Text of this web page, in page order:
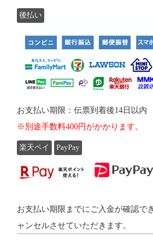
後払い
お支払い期限：伝票到着後14日以内
※別途手数料400円がかかります。
楽天ペイ PayPay
お支払い期限までにご入金が確認で
ャンセルさせていただきます。